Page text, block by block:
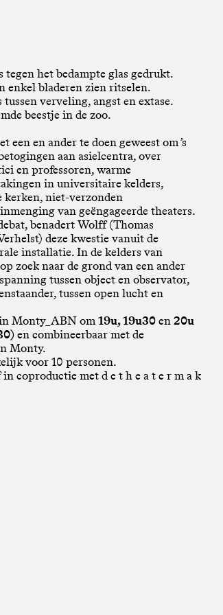
tegen het bedampte glas gedrukt.
enkel bladeren zien ritselen.
verveling, angst en extase.
beestje in de zoo.
een en ander te doen geweest om ’s
aan asielcentra, over
en professoren, warme
in universitaire kelders,
niet-verzonden
van geëngageerde theaters.
benadert Wolff (Thomas
deze kwestie vanuit de
installatie. In de kelders van
zoek naar de grond van een ander
tussen object en observator,
tussen open lucht en
Monty_ABN om19u, 19u30 en 20u
en combineerbaar met de
Monty.
voor 10 personen.
coproductie met d e t h e a t e r m a k